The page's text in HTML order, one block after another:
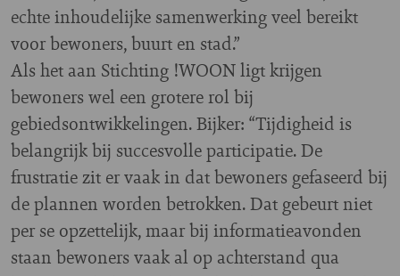
echte inhoudelijke samenwerking veel bereikt
voor bewoners, buurt en stad.”
Als het aan Stichting !WOON ligt krijgen
bewoners wel een grotere rol bij
gebiedsontwikkelingen. Bijker: “Tijdigheid is
belangrijk bij succesvolle participatie. De
frustratie zit er vaak in dat bewoners gefaseerd bij
de plannen worden betrokken. Dat gebeurt niet
per se opzettelijk, maar bij informatieavonden
staan bewoners vaak al op achterstand qua